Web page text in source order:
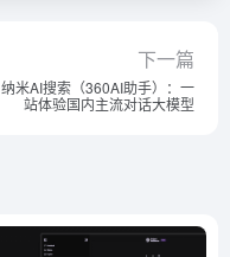
下一篇
纳米AI搜索（360AI助手）：一
站体验国内主流对话大模型